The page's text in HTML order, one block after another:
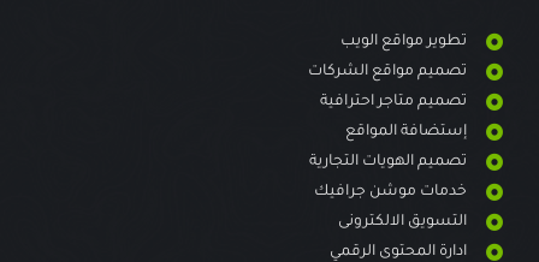
تطوير مواقع الويب
تصميم مواقع الشركات
تصميم متاجر احترافية
إستضافة المواقع
تصميم الهويات التجارية
خدمات موشن جرافيك
التسويق الالكترونى
ادارة المحتوى الرقمي